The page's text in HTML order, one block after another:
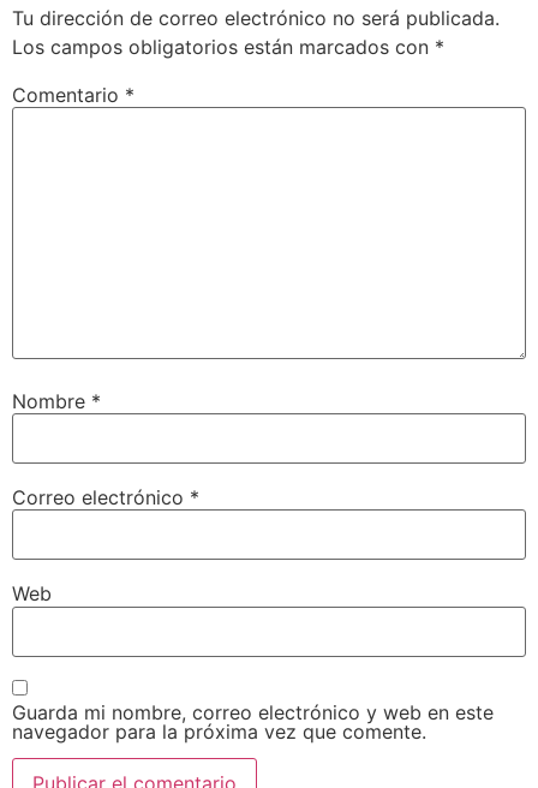
Tu dirección de correo electrónico no será publicada.
Los campos obligatorios están marcados con *
Comentario *
Nombre *
Correo electrónico *
Web
Guarda mi nombre, correo electrónico y web en este
navegador para la próxima vez que comente.